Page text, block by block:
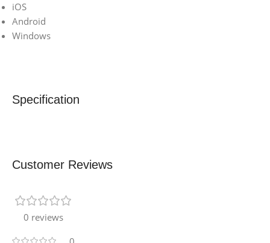
iOS
Android
Windows
Specification
Customer Reviews
0 reviews